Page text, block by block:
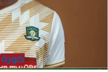
ا
إ
ل
ك
ت